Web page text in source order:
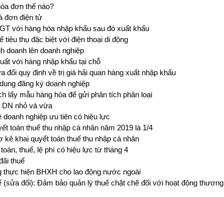
đơn thế nào?
đơn điện tử
với hàng hóa nhập khẩu sau đó xuất khẩu
tiêu thụ đặc biệt với điện thoại di động
doanh lên doanh nghiệp
với hàng nhập khẩu tại chỗ
đổi quy định về trị giá hải quan hàng xuất nhập khẩu
đăng ký doanh nghiệp
lấy mẫu hàng hóa để gửi phân tích phân loại
DN nhỏ và vừa
nghiệp ưu tiên có hiệu lực
toán thuế thu nhập cá nhân năm 2019 là 1/4
kê khai quyết toán thuế thu nhập cá nhân
thuế, lệ phí có hiệu lực từ tháng 4
thuế
hiện BHXH cho lao động nước ngoài
(sửa đổi): Đảm bảo quản lý thuế chặt chẽ đối với hoạt động thương